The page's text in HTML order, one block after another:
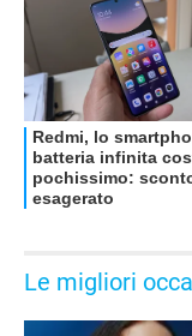
Le migliori